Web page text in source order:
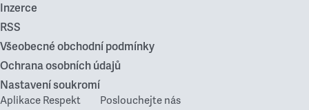
Inzerce
RSS
Všeobecné obchodní podmínky
Ochrana osobních údajů
Nastavení soukromí
Aplikace Respekt Poslouchejte nás